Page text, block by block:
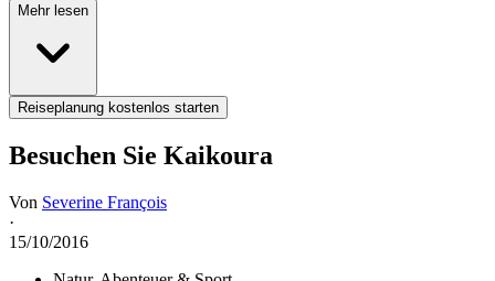
Mehr lesen
Reiseplanung kostenlos starten
Besuchen Sie Kaikoura
Von Severine François
·
15/10/2016